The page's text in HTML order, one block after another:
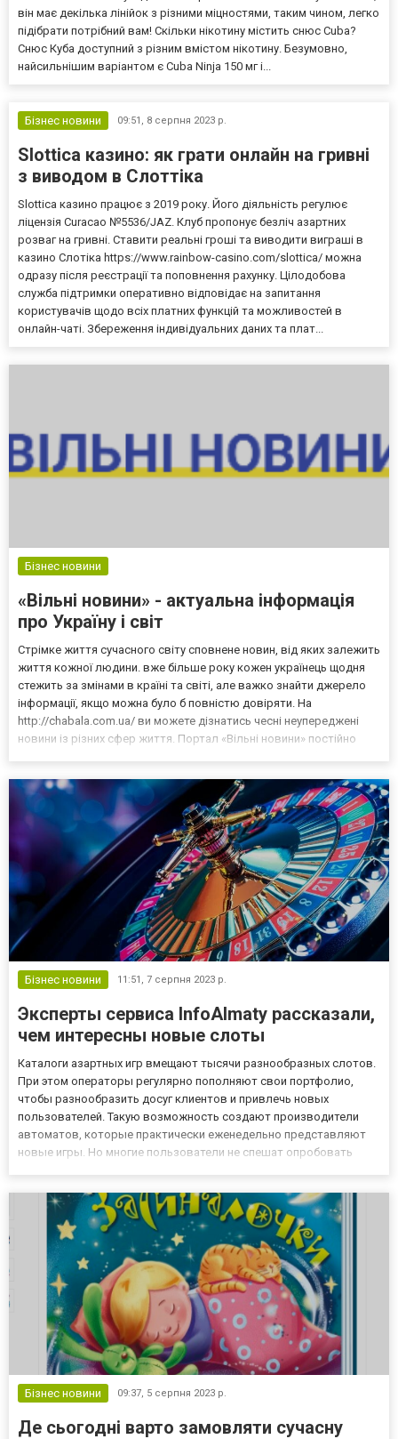
він має декілька лінійок з різними міцностями, таким чином, легко
підібрати потрібний вам! Скільки нікотину містить снюс Cuba?
Снюс Куба доступний з різним вмістом нікотину. Безумовно,
найсильнішим варіантом є Cuba Ninja 150 мг і...
Бізнес новини 09:51, 8 серпня 2023 р.
Slottica казино: як грати онлайн на гривні
з виводом в Слоттіка
Slottica казино працює з 2019 року. Його діяльність регулює
ліцензія Curacao №5536/JAZ. Клуб пропонує безліч азартних
розваг на гривні. Ставити реальні гроші та виводити виграші в
казино Слотіка https://www.rainbow-casino.com/slottica/ можна
одразу після реєстрації та поповнення рахунку. Цілодобова
служба підтримки оперативно відповідає на запитання
користувачів щодо всіх платних функцій та можливостей в
онлайн-чаті. Збереження індивідуальних даних та плат...
Бізнес новини
«Вільні новини» - актуальна інформація
про Україну і світ
Стрімке життя сучасного світу сповнене новин, від яких залежить
життя кожної людини. вже більше року кожен українець щодня
стежить за змінами в країні та світі, але важко знайти джерело
інформації, якщо можна було б повністю довіряти. На
http://chabala.com.ua/ ви можете дізнатись чесні неупереджені
новини із різних сфер життя. Портал «Вільні новини» постійно
Бізнес новини 11:51, 7 серпня 2023 р.
Эксперты сервиса InfoAlmaty рассказали,
чем интересны новые слоты
Каталоги азартных игр вмещают тысячи разнообразных слотов.
При этом операторы регулярно пополняют свои портфолио,
чтобы разнообразить досуг клиентов и привлечь новых
пользователей. Такую возможность создают производители
автоматов, которые практически еженедельно представляют
новые игры. Но многие пользователи не спешат опробовать
интересны...
Бізнес новини 09:37, 5 серпня 2023 р.
Де сьогодні варто замовляти сучасну